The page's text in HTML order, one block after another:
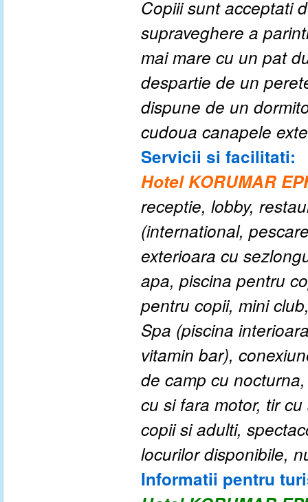
Copiii sunt acceptati
supraveghere a
mai mare cu un pat
despartie de un
dispune de un
cudoua canapele
Servicii si facilitati:
Hotel KORUMAR
receptie, lobby,
(international,
exterioara cu
apa, piscina pentru
pentru copii, mini
Spa (piscina
vitamin bar),
de camp cu
cu si fara motor, tir
copii si adulti,
locurilor disponibile,
Informatii pentru